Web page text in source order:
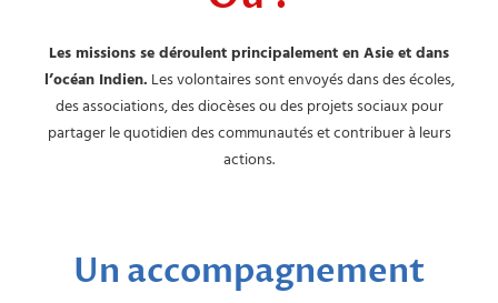
Les missions se déroulent principalement en Asie et dans
l’océan Indien. Les volontaires sont envoyés dans des écoles,
des associations, des diocèses ou des projets sociaux pour
partager le quotidien des communautés et contribuer à leurs
actions.
Un accompagnement